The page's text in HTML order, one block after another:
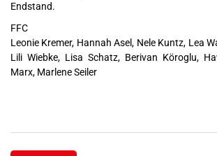
Endstand.
FFC
Leonie Kremer, Hannah Asel, Nele Kuntz, Lea
Lili Wiebke, Lisa Schatz, Berivan Köroglu,
Marx, Marlene Seiler